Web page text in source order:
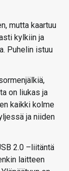
mutta kaartuu
kylkiin ja
Puhelin istuu
on liukas ja
kaikki kolme
ja niiden
2.0 –liitäntä
laitteen